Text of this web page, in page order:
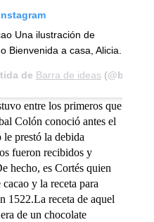
Una ilustración de
Bienvenida a casa, Alicia.
de Barra de ideas (@barradeideas) el
entre los primeros que
Colón conoció antes el
le prestó la debida
fueron recibidos y
hecho, es Cortés quien
y la receta para
1522.La receta de aquel
de un chocolate